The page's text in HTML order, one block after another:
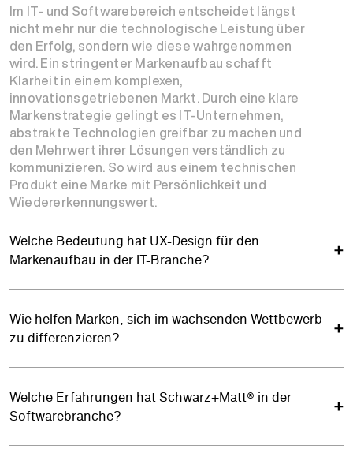
Im IT- und Softwarebereich entscheidet längst
nicht mehr nur die technologische Leistung über
den Erfolg, sondern wie diese wahrgenommen
wird. Ein stringenter Markenaufbau schafft
Klarheit in einem komplexen,
innovationsgetriebenen Markt. Durch eine klare
Markenstrategie gelingt es IT-Unternehmen,
abstrakte Technologien greifbar zu machen und
den Mehrwert ihrer Lösungen verständlich zu
kommunizieren. So wird aus einem technischen
Produkt eine Marke mit Persönlichkeit und
Wiedererkennungswert.
Welche Bedeutung hat UX-Design für den
Markenaufbau in der IT-Branche?
Wie helfen Marken, sich im wachsenden Wettbewerb
zu differenzieren?
Welche Erfahrungen hat Schwarz+Matt® in der
Softwarebranche?